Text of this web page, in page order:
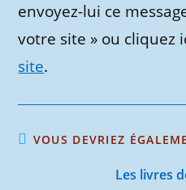
envoyez-lui ce
votre site » ou cliquez
site.
VOUS DEVRIEZ
Les livres